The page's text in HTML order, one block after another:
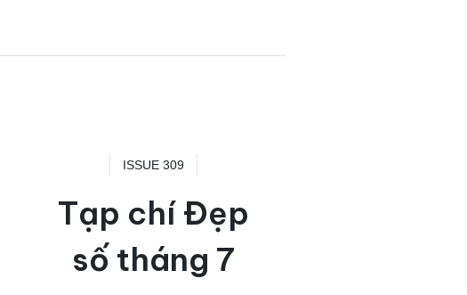
ISSUE 309
Tạp chí Đẹp
số tháng 7